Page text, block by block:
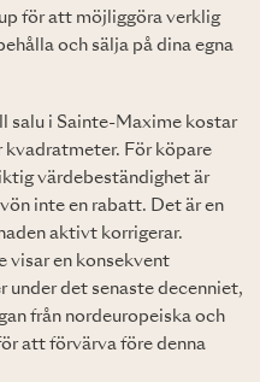
för att möjliggöra verklig
och sälja på dina egna
salu i Sainte-Maxime kostar
kvadratmeter. För köpare
värdebeständighet är
inte en rabatt. Det är en
aktivt korrigerar.
visar en konsekvent
under det senaste decenniet,
från nordeuropeiska och
att förvärva före denna